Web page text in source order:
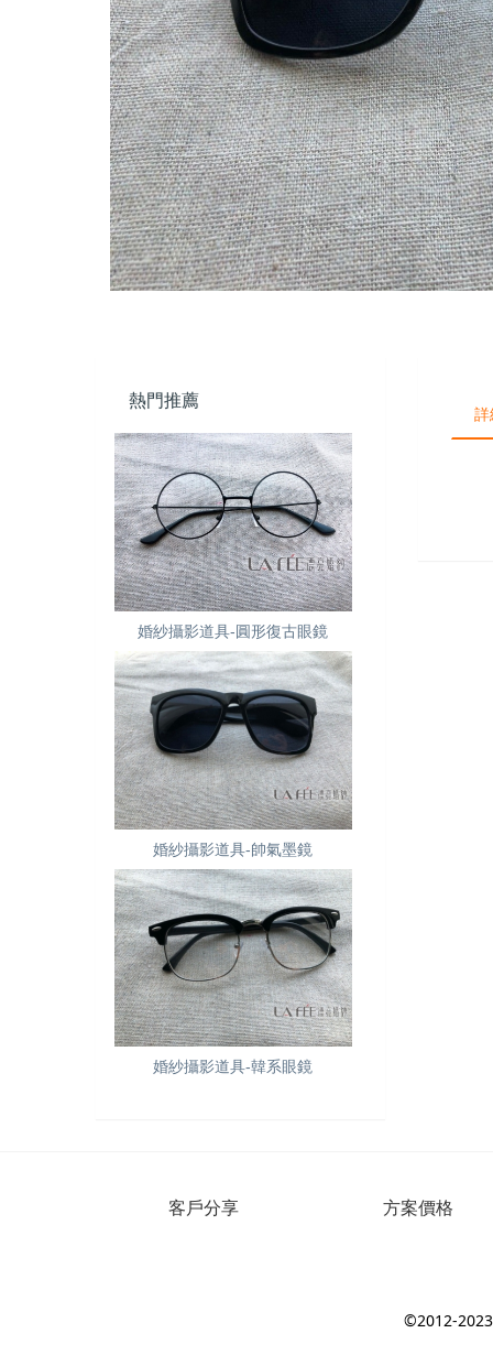
熱門推薦
婚紗攝影道具-圓形復古眼鏡
婚紗攝影道具-帥氣墨鏡
婚紗攝影道具-韓系眼鏡
客戶分享 方案價格
©2012-